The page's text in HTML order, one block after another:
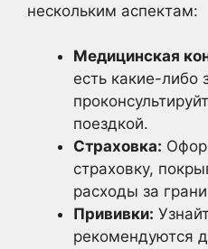
нескольким аспектам:
Медицинская
есть какие-либо
поездкой.
Страховка:
страховку,
расходы за
Прививки:
рекомендуются